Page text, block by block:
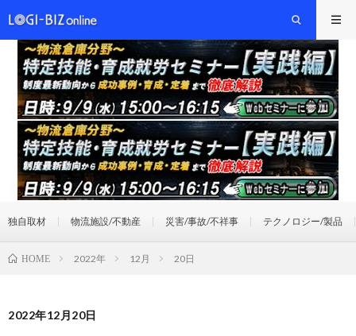
独自取材 物流施設/不動産 災害/事故/不祥事 テクノロジー/製品
HOME 2022年 12月 20日
2022年12月20日